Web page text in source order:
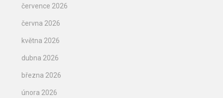
července 2026
června 2026
května 2026
dubna 2026
března 2026
února 2026